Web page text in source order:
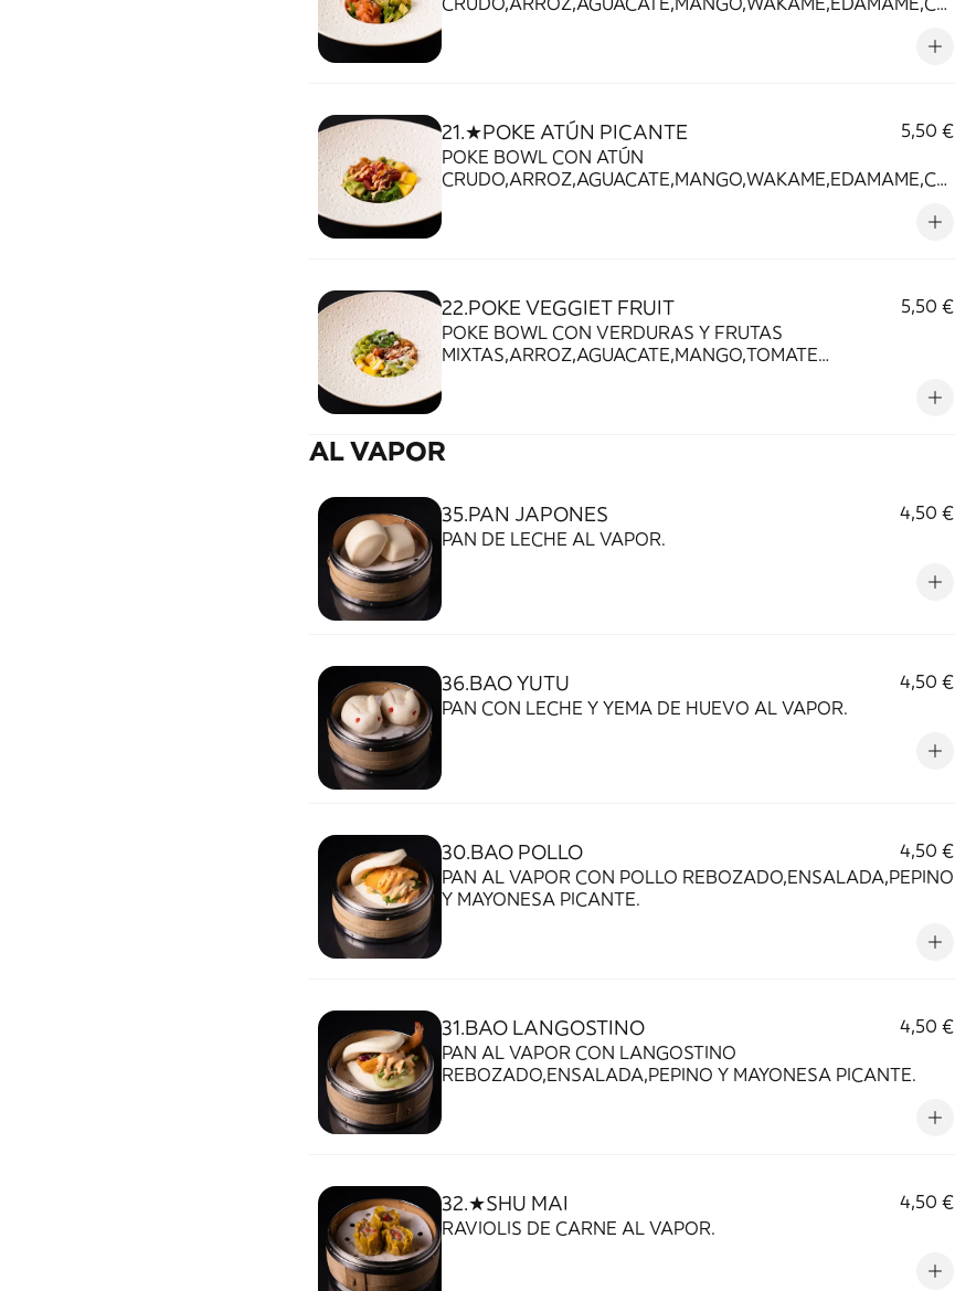
21.★POKE ATÚN PICANTE
5,50 €
POKE BOWL CON ATÚN
CRUDO,ARROZ,AGUACATE,MANGO,WAKAME,EDAMAME,CE
22.POKE VEGGIET FRUIT
5,50 €
POKE BOWL CON VERDURAS Y FRUTAS
MIXTAS,ARROZ,AGUACATE,MANGO,TOMATE
AL VAPOR
35.PAN JAPONES
4,50 €
PAN DE LECHE AL VAPOR.
36.BAO YUTU
4,50 €
PAN CON LECHE Y YEMA DE HUEVO AL VAPOR.
30.BAO POLLO
4,50 €
PAN AL VAPOR CON POLLO REBOZADO,ENSALADA,PEPINO
Y MAYONESA PICANTE.
31.BAO LANGOSTINO
4,50 €
PAN AL VAPOR CON LANGOSTINO
REBOZADO,ENSALADA,PEPINO Y MAYONESA PICANTE.
32.★SHU MAI
4,50 €
RAVIOLIS DE CARNE AL VAPOR.